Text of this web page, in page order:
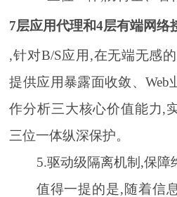
7层应用代理和4层有端网络
,针对B/S应用,在无端无感
提供应用暴露面收敛、Web
作分析三大核心价值能力,
三位一体纵深保护。
5.驱动级隔离机制,保障
值得一提的是,随着信